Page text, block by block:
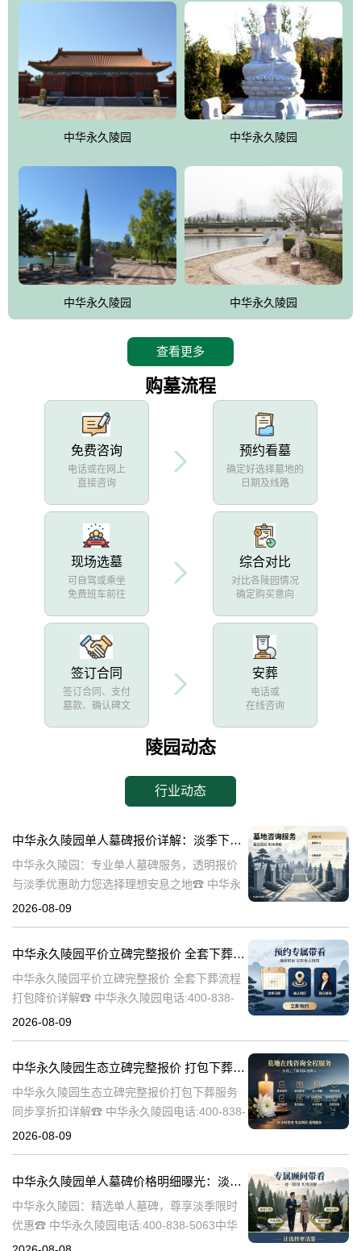
中华永久陵园 中华永久陵园
中华永久陵园 中华永久陵园
查看更多
购墓流程
免费咨询
电话或在网上
直接咨询
预约看墓
确定好选择墓地的
日期及线路
现场选墓
可自驾或乘坐
免费班车前往
综合对比
对比各陵园情况
确定购买意向
签订合同
签订合同、支付
墓款、确认碑文
安葬
电话或
在线咨询
陵园动态
行业动态
中华永久陵园单人墓碑报价详解：淡季下单享数千元优惠
中华永久陵园：专业单人墓碑服务，透明报价
与淡季优惠助力您选择理想安息之地☎ 中华永
久陵园电话:400-838-5063中华永久陵园，作为
2026-08-09
中华永久陵园平价立碑完整报价 全套下葬流程打包降价详解
中华永久陵园平价立碑完整报价 全套下葬流程
打包降价详解☎ 中华永久陵园电话:400-838-
5063在人生的旅途中，每个人都会经历生老病
2026-08-09
中华永久陵园生态立碑完整报价 打包下葬服务同步享折扣详解
中华永久陵园生态立碑完整报价打包下葬服务
同步享折扣详解☎ 中华永久陵园电话:400-838-
5063中华永久陵园作为国内知名的陵园之一，
2026-08-09
中华永久陵园单人墓碑价格明细曝光：淡季下单立省数千，限时优惠深度解析
中华永久陵园：精选单人墓碑，尊享淡季限时
优惠☎ 中华永久陵园电话:400-838-5063中华
永久陵园，作为国内知名的陵园品牌，始终以